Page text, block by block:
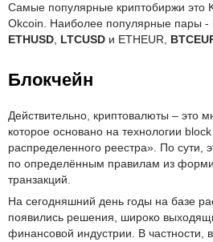
Самые популярные криптобиржи это
Okcoin. Наиболее популярные пары -
ETHUSD LTCUSD и ETHEUR,
Блокчейн
Действительно, криптовалюты – это
которое основано на технологии
распределенного реестра». По сути,
по определённым правилам из
транзакций.
На сегодняшний день годы на базе
появились решения, широко
финансовой индустрии. В частности,